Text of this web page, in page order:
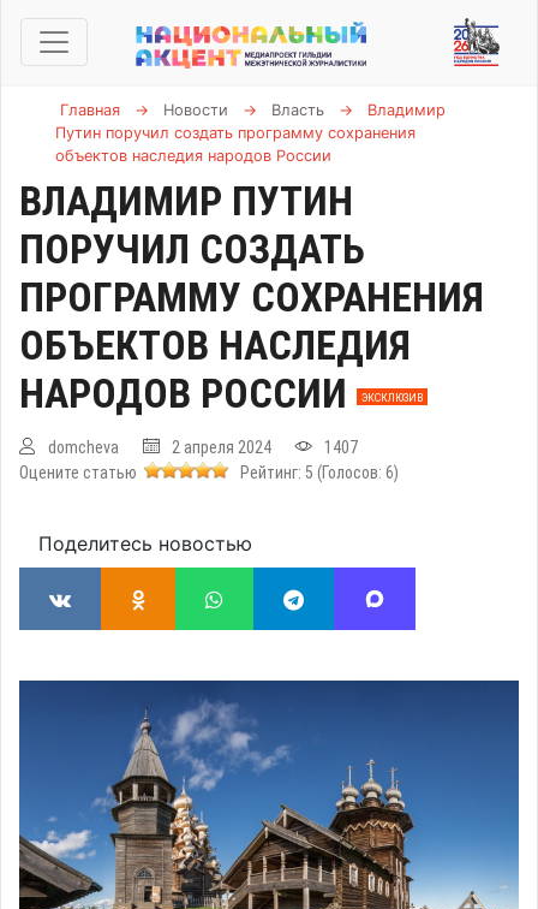
Главная → Новости → Власть →
Владимир
Путин поручил создать программу сохранения
объектов наследия народов России
ВЛАДИМИР ПУТИН
ПОРУЧИЛ СОЗДАТЬ
ПРОГРАММУ СОХРАНЕНИЯ
ОБЪЕКТОВ НАСЛЕДИЯ
НАРОДОВ РОССИИ
ЭКСКЛЮЗИВ
domcheva 2 апреля 2024
1407
Оцените статью
Рейтинг: 5 (Голосов: 6)
Поделитесь новостью